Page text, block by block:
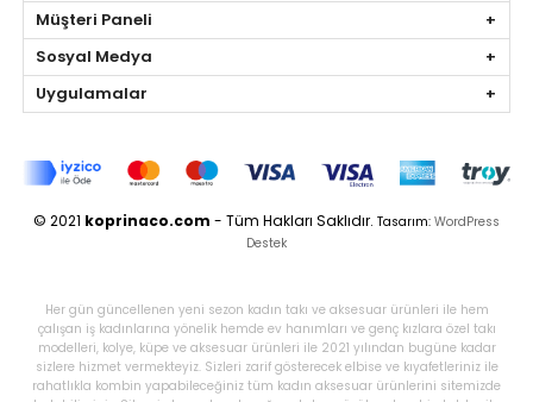
Müşteri Paneli
Sosyal Medya
Uygulamalar
© 2021 koprinaco.com - Tüm Hakları Saklıdır. Tasarım: WordPress
Destek
Her gün güncellenen yeni sezon kadın takı ve aksesuar ürünleri ile hem
çalışan iş kadınlarına yönelik hemde ev hanımları ve genç kızlara özel takı
modelleri, kolye, küpe ve aksesuar ürünleri ile 2021 yılından bugüne kadar
sizlere hizmet vermekteyiz. Sizleri zarif gösterecek elbise ve kıyafetleriniz ile
rahatlıkla kombin yapabileceğiniz tüm kadın aksesuar ürünlerini sitemizde